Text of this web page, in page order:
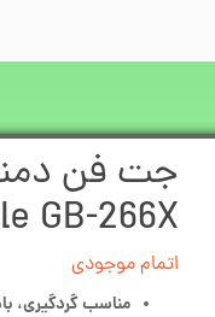
GB-266X
اتمام موجودی
مناسب گردگیری،